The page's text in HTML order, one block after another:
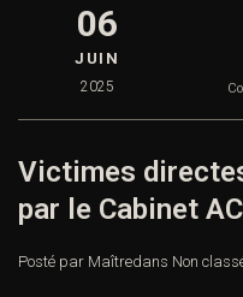
06
JUIN
2025
Victimes
par le Cabinet
Posté par Maîtredans Non